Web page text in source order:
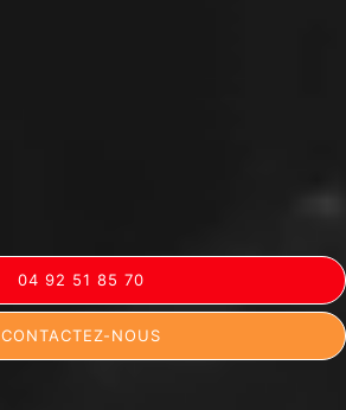
04 92 51 85 70
CONTACTEZ-NOUS